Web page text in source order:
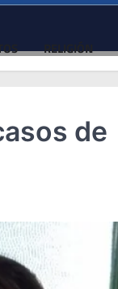
RELIGIÓN
de